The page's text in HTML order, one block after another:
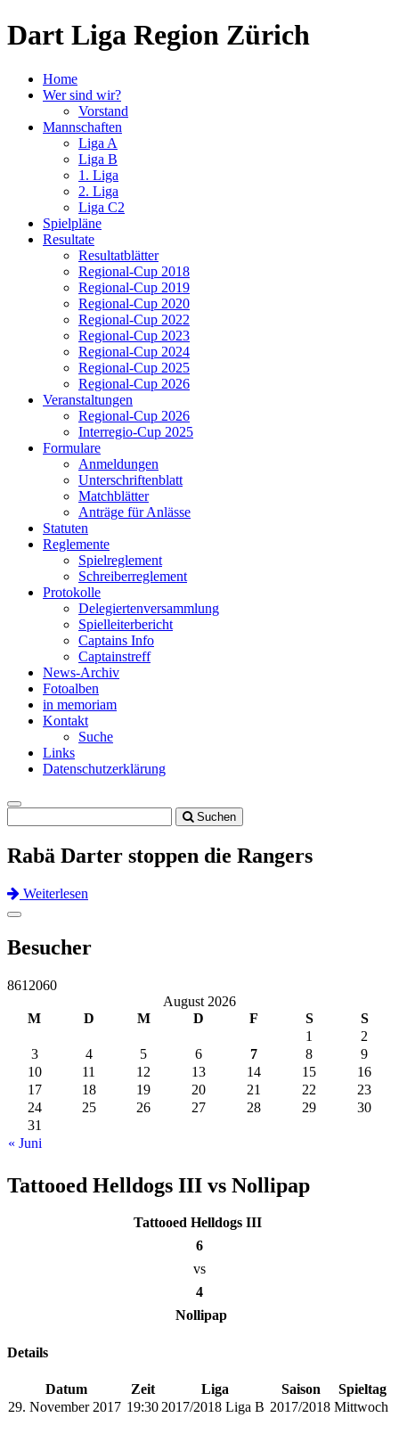
Dart Liga Region Zürich
Home
Wer sind wir?
Vorstand
Mannschaften
Liga A
Liga B
1. Liga
2. Liga
Liga C2
Spielpläne
Resultate
Resultatblätter
Regional-Cup 2018
Regional-Cup 2019
Regional-Cup 2020
Regional-Cup 2022
Regional-Cup 2023
Regional-Cup 2024
Regional-Cup 2025
Regional-Cup 2026
Veranstaltungen
Regional-Cup 2026
Interregio-Cup 2025
Formulare
Anmeldungen
Unterschriftenblatt
Matchblätter
Anträge für Anlässe
Statuten
Reglemente
Spielreglement
Schreiberreglement
Protokolle
Delegiertenversammlung
Spielleiterbericht
Captains Info
Captainstreff
News-Archiv
Fotoalben
in memoriam
Kontakt
Suche
Links
Datenschutzerklärung
Toggle
navigation
Suchen
Rabä Darter stoppen die Rangers
Weiterlesen
Previous
Next
Toggle
Besucher
8612060
August 2026
M
D M D F S S
« Juni
1
2
3
4 5 6 7 8
9
10
11 12 13 14 15
16
17
18 19 20 21 22
23
24
25 26 27 28 29
30
31
Tattooed Helldogs III vs Nollipap
Tattooed Helldogs III
6
vs
4
Nollipap
Details
Datum Zeit Liga Saison
Spieltag
29. November 2017 19:30 2017/2018 Liga B 2017/2018 Mittwoch